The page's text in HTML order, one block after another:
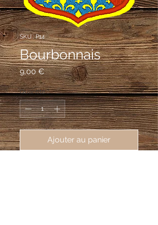
SKU : P14
Bourbonnais
9,00 €Prix
Quantité *
Ajouter au panier